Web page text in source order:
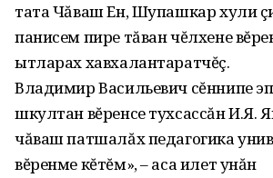
тата Чăваш Ен, Шупашкар хули
панисем пире тăван чĕлхене
ытларах хавхалантаратчĕç.
Владимир Васильевич сĕннипе
шкултан вĕренсе тухсассăн И.Я.
чăваш патшалăх педагогика
вĕренме кĕтĕм», – аса илет унăн